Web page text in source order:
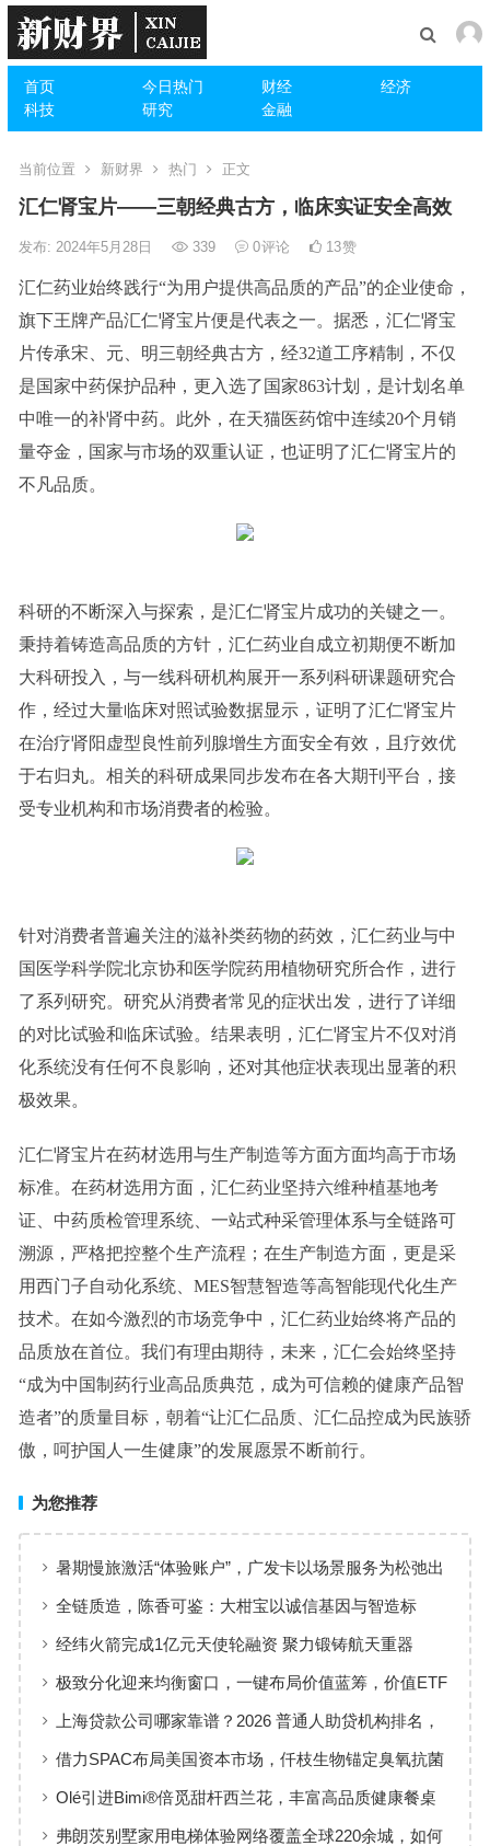
首页 今日热门 财经
经济
科技
研究 金融
当前位置 新财界 热门 正文
汇仁肾宝片——三朝经典古方，临床实证安全高效
发布: 2024年5月28日 339 0评论 13赞
汇仁药业始终践行“为用户提供高品质的产品”的企业使命，
旗下王牌产品汇仁肾宝片便是代表之一。据悉，汇仁肾宝
片传承宋、元、明三朝经典古方，经32道工序精制，不仅
是国家中药保护品种，更入选了国家863计划，是计划名单
中唯一的补肾中药。此外，在天猫医药馆中连续20个月销
量夺金，国家与市场的双重认证，也证明了汇仁肾宝片的
不凡品质。
科研的不断深入与探索，是汇仁肾宝片成功的关键之一。
秉持着铸造高品质的方针，汇仁药业自成立初期便不断加
大科研投入，与一线科研机构展开一系列科研课题研究合
作，经过大量临床对照试验数据显示，证明了汇仁肾宝片
在治疗肾阳虚型良性前列腺增生方面安全有效，且疗效优
于右归丸。相关的科研成果同步发布在各大期刊平台，接
受专业机构和市场消费者的检验。
针对消费者普遍关注的滋补类药物的药效，汇仁药业与中
国医学科学院北京协和医学院药用植物研究所合作，进行
了系列研究。研究从消费者常见的症状出发，进行了详细
的对比试验和临床试验。结果表明，汇仁肾宝片不仅对消
化系统没有任何不良影响，还对其他症状表现出显著的积
极效果。
汇仁肾宝片在药材选用与生产制造等方面方面均高于市场
标准。在药材选用方面，汇仁药业坚持六维种植基地考
证、中药质检管理系统、一站式种采管理体系与全链路可
溯源，严格把控整个生产流程；在生产制造方面，更是采
用西门子自动化系统、MES智慧智造等高智能现代化生产
技术。在如今激烈的市场竞争中，汇仁药业始终将产品的
品质放在首位。我们有理由期待，未来，汇仁会始终坚持
“成为中国制药行业高品质典范，成为可信赖的健康产品智
造者”的质量目标，朝着“让汇仁品质、汇仁品控成为民族骄
傲，呵护国人一生健康”的发展愿景不断前行。
为您推荐
暑期慢旅激活“体验账户”，广发卡以场景服务为松弛出
行添彩
全链质造，陈香可鉴：大柑宝以诚信基因与智造标
准，定义新会陈皮高质量发展
经纬火箭完成1亿元天使轮融资 聚力锻铸航天重器
极致分化迎来均衡窗口，一键布局价值蓝筹，价值ETF
华夏火热开售
上海贷款公司哪家靠谱？2026 普通人助贷机构排名，
工薪族借钱选择指南
借力SPAC布局美国资本市场，仟枝生物锚定臭氧抗菌
黄金赛道
Olé引进Bimi®倍觅甜杆西兰花，丰富高品质健康餐桌
新选择
弗朗茨别墅家用电梯体验网络覆盖全球220余城，如何